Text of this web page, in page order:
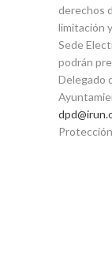
derechos
limitación
Sede
podrán
Delegado